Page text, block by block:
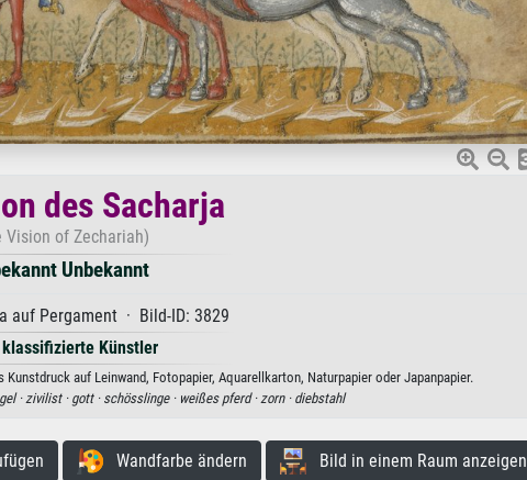
des Sacharja
Vision of Zechariah)
Unbekannt
auf Pergament · Bild-ID: 3829
Künstler
auf Leinwand, Fotopapier, Aquarellkarton, Naturpapier oder Japanpapier.
· zivilist · gott · schösslinge · weißes pferd · zorn · diebstahl
Wandfarbe ändern Bild in einem Raum anzeigen